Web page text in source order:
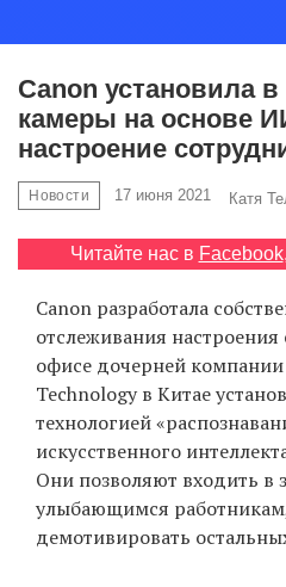
Canon установила
камеры на основе
настроение
Новости 17 июня 2021 Катя
Читайте нас в Facebook,
Canon разработала
отслеживания
офисе дочерней
Technology в Китае
технологией
искусственного
Они позволяют входить в
улыбающимся
демотивировать